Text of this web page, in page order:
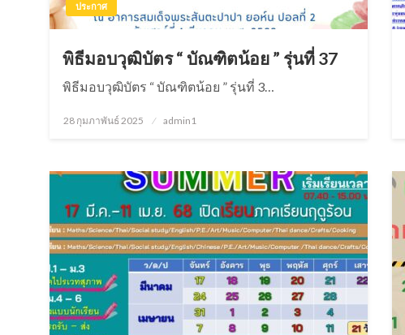
ประกาศ
พิธีมอบวุฒิบัตร “ บัณฑิตน้อย ” รุ่นที่ 37
พิธีมอบวุฒิบัตร “ บัณฑิตน้อย ” รุ่นที่ 3…
Posted
28 กุมภาพันธ์ 2025 admin1